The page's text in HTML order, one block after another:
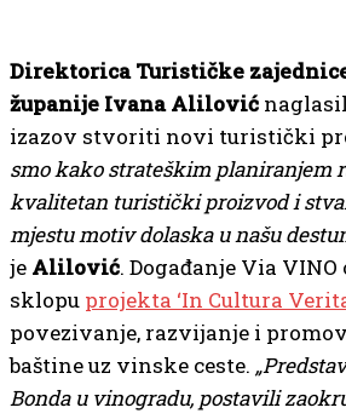
Direktorica Turističke
županije Ivana Alilović
izazov stvoriti novi turistički
smo kako strateškim planiranjem
kvalitetan turistički proizvod i
mjestu motiv dolaska u našu
je Alilović. Događanje Via
sklopu projekta ‘In Cultura
povezivanje, razvijanje i
baštine uz vinske ceste.
Bonda u vinogradu, postavili